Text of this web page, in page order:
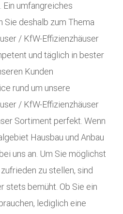
Ein umfangreiches
Sie deshalb zum Thema
/ KfW-Effizienzhäuser
und täglich in bester
Kunden
rund um unsere
/ KfW-Effizienzhäuser
Sortiment perfekt. Wenn
Hausbau und Anbau
uns an. Um Sie möglichst
zu stellen, sind
stets bemüht. Ob Sie ein
lediglich eine